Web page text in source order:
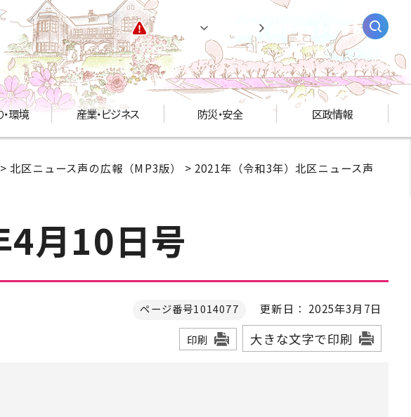
緊急情報 AIチャットボット
・環境 産業・ビジネス 防災・安全 区政情報
>北区ニュース声の広報（MP3版） > 2021年（令和3年）北区ニュース声
月10日号
ページ番号1014077 更新日： 2025年3月7日
印刷 大きな文字で印刷